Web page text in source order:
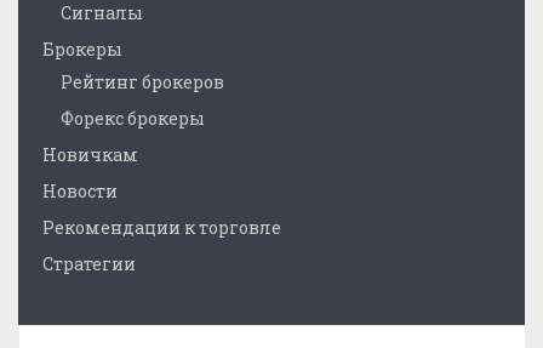
Сигналы
Брокеры
Рейтинг брокеров
Форекс брокеры
Новичкам
Новости
Рекомендации к торговле
Стратегии